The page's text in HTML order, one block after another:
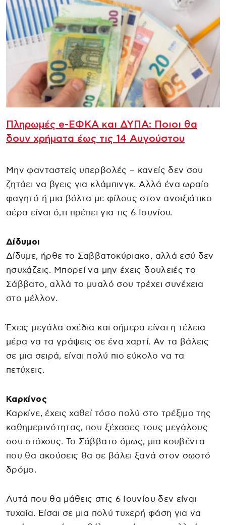
Πληρωμές e-ΕΦΚΑ και ΔΥΠΑ: Ποιοι θα
δουν χρήματα έως τις 14 Αυγούστου
Μην φανταστείς υπερβολές – κανείς δεν σου
ζητάει να βγεις για κλάμπινγκ. Αλλά ένα ωραίο
φαγητό ή μια βόλτα με φίλους στον ανοιξιάτικο
αέρα είναι ό,τι πρέπει για τις 6 Ιουνίου.
Δίδυμοι
Δίδυμε, ήρθε το Σαββατοκύριακο, αλλά εσύ δεν
ησυχάζεις. Μπορεί να μην έχεις δουλειές το
Σάββατο, αλλά το μυαλό σου τρέχει συνέχεια
στο μέλλον.
Έχεις μεγάλα σχέδια και σήμερα είναι η τέλεια
μέρα να τα γράψεις σε ένα χαρτί. Αν τα βάλεις
σε μια σειρά, είναι πολύ πιο εύκολο να τα
πετύχεις.
Καρκίνος
Καρκίνε, έχεις χαθεί τόσο πολύ στο τρέξιμο της
καθημερινότητας, που ξέχασες τους μεγάλους
σου στόχους. Το Σάββατο όμως, μια κουβέντα
που θα ακούσεις θα σε βάλει ξανά στον σωστό
δρόμο.
Αυτά που θα μάθεις στις 6 Ιουνίου δεν είναι
τυχαία. Είσαι σε μια πολύ τυχερή φάση για να